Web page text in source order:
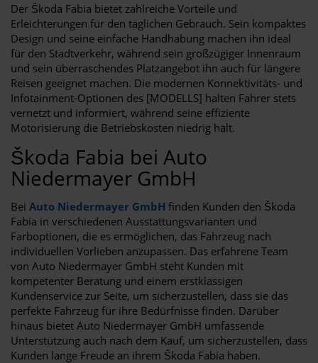
Der Škoda Fabia bietet zahlreiche Vorteile und
Erleichterungen für den täglichen Gebrauch. Sein kompaktes
Design und seine einfache Handhabung machen ihn ideal
für den Stadtverkehr, während sein großzügiger Innenraum
und sein überraschendes Platzangebot ihn auch für längere
Reisen geeignet machen. Die modernen Konnektivitäts- und
Infotainment-Optionen des [MODELLS] halten Fahrer stets
vernetzt und informiert, während seine effiziente
Motorisierung die Betriebskosten niedrig hält.
Škoda Fabia bei Auto
Niedermayer GmbH
Bei Auto Niedermayer GmbH finden Kunden den Škoda
Fabia in verschiedenen Ausstattungsvarianten und
Farboptionen, die es ermöglichen, das Fahrzeug nach
individuellen Vorlieben anzupassen. Das erfahrene Team
von Auto Niedermayer GmbH steht Kunden mit
kompetenter Beratung und einem erstklassigen
Kundenservice zur Seite, um sicherzustellen, dass sie das
perfekte Fahrzeug für ihre Bedürfnisse finden. Darüber
hinaus bietet Auto Niedermayer GmbH umfassende
Unterstützung auch nach dem Kauf, um sicherzustellen, dass
Kunden lange Freude an ihrem Škoda Fabia haben.